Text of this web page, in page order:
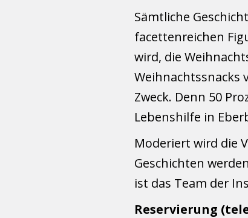
Sämtliche
facettenreichen
wird, die
Weihnachtssnacks
Zweck. Denn 50
Lebenshilfe in
Moderiert wird die
Geschichten
ist das Team der
Reservierung